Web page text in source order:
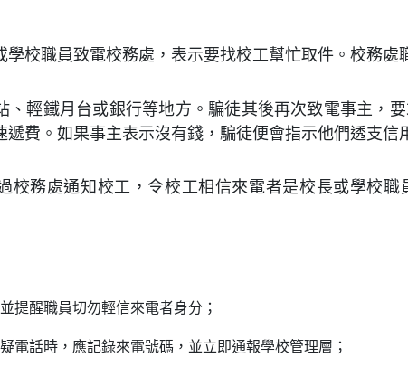
學校職員致電校務處，表示要找校工幫忙取件。校務處
、輕鐵月台或銀行等地方。騙徒其後再次致電事主，
遞費。如果事主表示沒有錢，騙徒便會指示他們透支信
校務處通知校工，令校工相信來電者是校長或學校
提醒職員切勿輕信來電者身分；
電話時，應記錄來電號碼，並立即通報學校管理層；